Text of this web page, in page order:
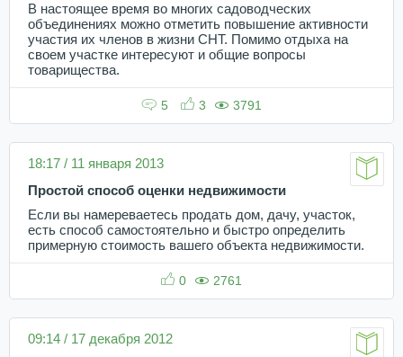
В настоящее время во многих садоводческих
объединениях можно отметить повышение активности
участия их членов в жизни СНТ. Помимо отдыха на
своем участке интересуют и общие вопросы
товарищества.
5 3 3791
18:17 / 11 января 2013
Простой способ оценки недвижимости
Если вы намереваетесь продать дом, дачу, участок,
есть способ самостоятельно и быстро определить
примерную стоимость вашего объекта недвижимости.
0 2761
09:14 / 17 декабря 2012